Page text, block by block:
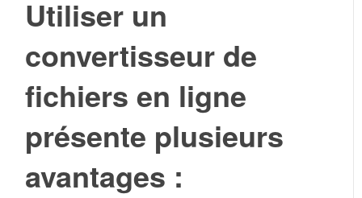
Utiliser un
convertisseur de
fichiers en ligne
présente plusieurs
avantages :